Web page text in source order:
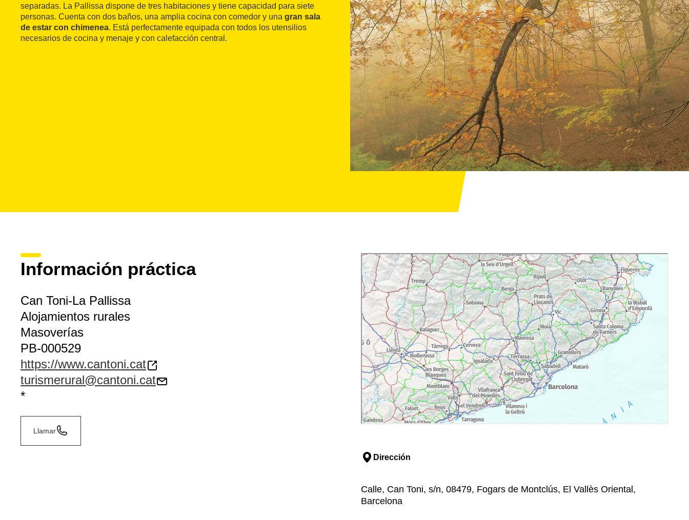
separadas. La Pallissa dispone de tres habitaciones y tiene capacidad para siete
personas. Cuenta con dos baños, una amplia cocina con comedor y una gran sala
de estar con chimenea. Está perfectamente equipada con todos los utensilios
necesarios de cocina y menaje y con calefacción central.
Información práctica
Can Toni-La Pallissa
Alojamientos rurales
Masoverías
PB-000529
https://www.cantoni.cat
turismerural@cantoni.cat
*
Llamar
Dirección
Calle, Can Toni, s/n, 08479, Fogars de Montclús, El Vallès Oriental,
Barcelona